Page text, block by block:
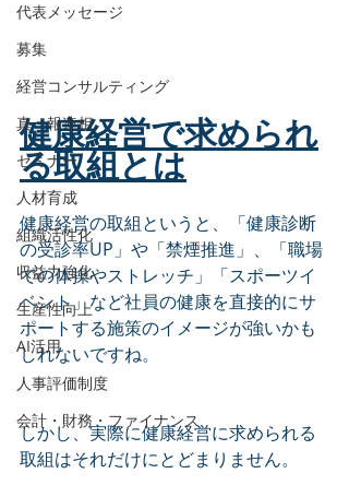
代表メッセージ
募集
経営コンサルティング
真・報連相
セミナー
人材育成
組織活性化
収益力強化
生産性向上
AI活用
人事評価制度
会計・財務・ファイナンス
健康経営で求められ
る取組とは
健康経営の取組というと、「健康診断
の受診率UP」や「禁煙推進」、「職場
での体操やストレッチ」「スポーツイ
ベント」など社員の健康を直接的にサ
ポートする施策のイメージが強いかも
しれないですね。
しかし、実際に健康経営に求められる
取組はそれだけにとどまりません。